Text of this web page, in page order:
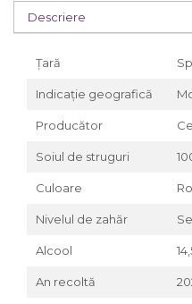
Descriere
Țară
Indicație geografică
Producător
Soiul de struguri
Culoare
Nivelul de zahăr
Alcool
An recoltă